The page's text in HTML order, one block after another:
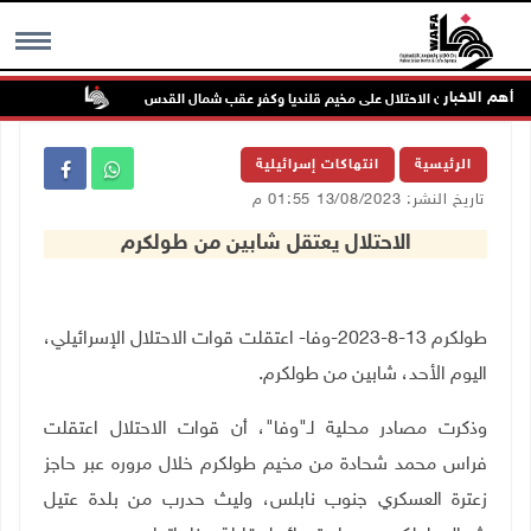
MENU أهم الاخبار
الرئيسية انتهاكات إسرائيلية
تاريخ النشر: 13/08/2023 01:55 م
الاحتلال يعتقل شابين من طولكرم
طولكرم 13-8-2023-وفا- اعتقلت قوات الاحتلال الإسرائيلي،
اليوم الأحد، شابين من طولكرم.
وذكرت مصادر محلية لـ"وفا"، أن قوات الاحتلال اعتقلت
فراس محمد شحادة من مخيم طولكرم خلال مروره عبر حاجز
زعترة العسكري جنوب نابلس، وليث حدرب من بلدة عتيل